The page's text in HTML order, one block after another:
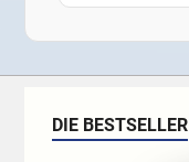
DIE BESTSELLER